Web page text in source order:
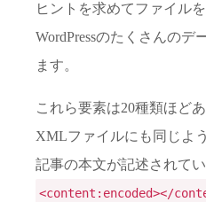
ヒントを求めてファイル
WordPressのたくさんのデ
ます。
これら要素は20種類ほど
XMLファイルにも同じよ
記事の本文が記述されて
<content:encoded></